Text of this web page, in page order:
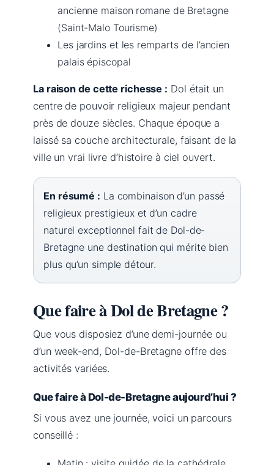
ancienne maison romane de Bretagne
(Saint-Malo Tourisme)
Les jardins et les remparts de l’ancien
palais épiscopal
La raison de cette richesse : Dol était un
centre de pouvoir religieux majeur pendant
près de douze siècles. Chaque époque a
laissé sa couche architecturale, faisant de la
ville un vrai livre d’histoire à ciel ouvert.
En résumé : La combinaison d’un passé
religieux prestigieux et d’un cadre
naturel exceptionnel fait de Dol-de-
Bretagne une destination qui mérite bien
plus qu’un simple détour.
Que faire à Dol de Bretagne ?
Que vous disposiez d’une demi-journée ou
d’un week-end, Dol-de-Bretagne offre des
activités variées.
Que faire à Dol-de-Bretagne aujourd’hui ?
Si vous avez une journée, voici un parcours
conseillé :